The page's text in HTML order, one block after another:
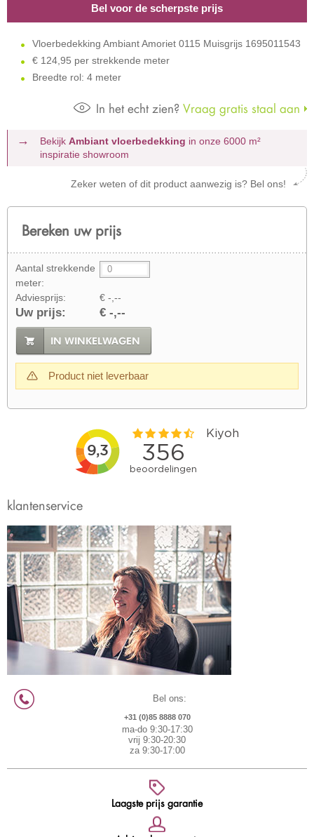
Bel voor de scherpste prijs
Vloerbedekking Ambiant Amoriet 0115 Muisgrijs 1695011543
€ 124,95 per strekkende meter
Breedte rol: 4 meter
In het echt zien? Vraag gratis staal aan
Bekijk Ambiant vloerbedekking in onze 6000 m²
inspiratie showroom
Zeker weten of dit product aanwezig is? Bel ons!
Bereken uw prijs
Aantal strekkende
meter:
Adviesprijs:
€ -,--
Uw prijs: € -,--
IN WINKELWAGEN
Product niet leverbaar
klantenservice
Bel ons:
+31 (0)85 8888 070
ma-do 9:30-17:30
vrij 9:30-20:30
za 9:30-17:00
Laagste prijs garantie